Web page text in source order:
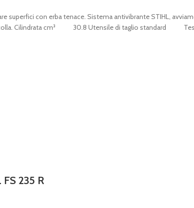
superfici con erba tenace. Sistema antivibrante STIHL,
Cilindrata cm³ 30.8 Utensile di taglio standard
235 R